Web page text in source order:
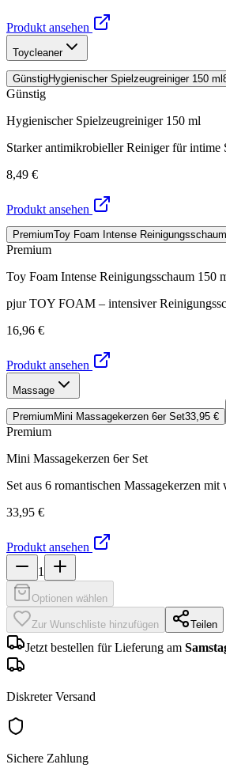
Produkt ansehen
Toycleaner
GünstigHygienischer Spielzeugreiniger 150 ml
Günstig
Hygienischer Spielzeugreiniger 150 ml
Starker antimikrobieller Reiniger für intime
8,49 €
Produkt ansehen
PremiumToy Foam Intense
Premium
Toy Foam Intense Reinigungsschaum 150
pjur TOY FOAM – intensiver
16,96 €
Produkt ansehen
Massage
Premium Mini Massagekerzen 6er Set33,95 €
Premium
Mini Massagekerzen 6er Set
Set aus 6 romantischen Massagekerzen
33,95 €
Produkt ansehen
1
Optionen wählen
Zur Wunschliste hinzufügen Teilen
Jetzt bestellen für Lieferung am
Diskreter Versand
Sichere Zahlung